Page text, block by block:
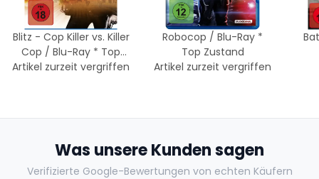
Blitz - Cop Killer vs. Killer
Cop / Blu-Ray * Top
Zustand
Artikel zurzeit vergriffen
Robocop / Blu-Ray *
Top Zustand
Artikel zurzeit vergriffen
Was unsere Kunden sagen
Verifizierte Google-Bewertungen von echten Käufern